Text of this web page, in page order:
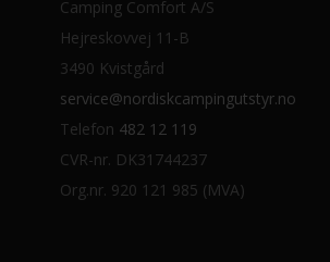
Camping Comfort A/S
Hejreskovvej 11-B
3490 Kvistgård
service@nordiskcampingutstyr.no
Telefon 482 12 119
CVR-nr. DK31744237
Org.nr. 920 121 985 (MVA)